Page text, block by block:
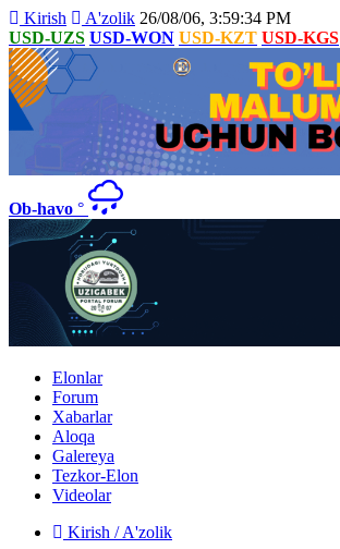
Kirish A'zolik 26/08/06, 3:59:34 PM
USD-UZS USD-WON USD-KZT USD-KGS
Ob-havo °
Elonlar
Forum
Xabarlar
Aloqa
Galereya
Tezkor-Elon
Videolar
Kirish / A'zolik